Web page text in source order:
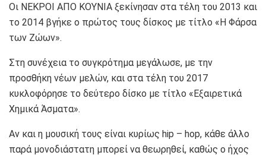
Οι ΝΕΚΡΟΙ ΑΠΟ ΚΟΥΝΙΑ ξεκίνησαν στα τέλη του 2013 και
το 2014 βγήκε ο πρώτος τους δίσκος με τίτλο «Η Φάρσα
των Ζώων».
Στη συνέχεια το συγκρότημα μεγάλωσε, με την
προσθήκη νέων μελών, και στα τέλη του 2017
κυκλοφόρησε το δεύτερο δίσκο με τίτλο «Εξαιρετικά
Χημικά Άσματα».
Αν και η μουσική τους είναι κυρίως hip – hop, κάθε άλλο
παρά μονοδιάστατη μπορεί να θεωρηθεί, καθώς ο ήχος